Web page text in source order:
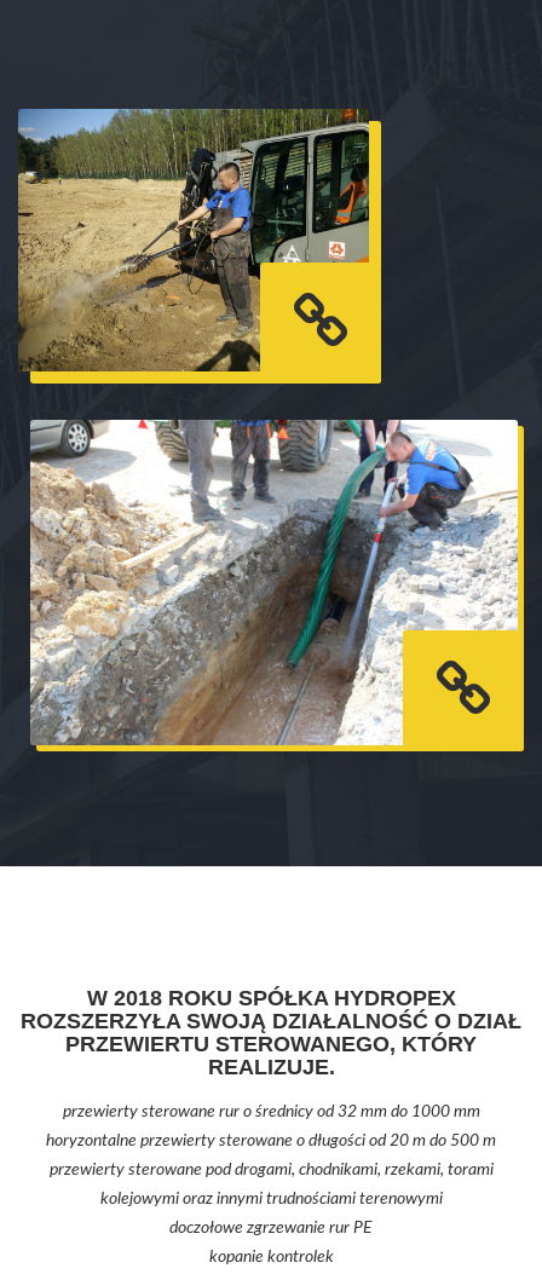
W 2018 ROKU SPÓŁKA HYDROPEX
ROZSZERZYŁA SWOJĄ DZIAŁALNOŚĆ O DZIAŁ
PRZEWIERTU STEROWANEGO, KTÓRY
REALIZUJE.
przewierty sterowane rur o średnicy od 32 mm do 1000 mm
horyzontalne przewierty sterowane o długości od 20 m do 500 m
przewierty sterowane pod drogami, chodnikami, rzekami, torami
kolejowymi oraz innymi trudnościami terenowymi
doczołowe zgrzewanie rur PE
kopanie kontrolek